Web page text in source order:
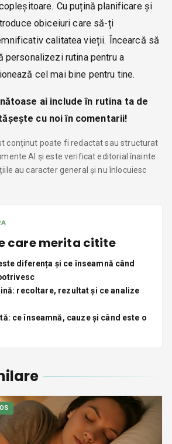
Cu puțină planificare și
obiceiuri care să-ți
calitatea vieții. Încearcă să
personalizezi rutina pentru a
cel mai bine pentru tine.
ai include în rutina ta de
cu noi în comentarii!
conținut poate fi redactat sau structurat
AI și este verificat editorial înainte
au caracter general și nu înlocuiesc
care merita citite
diferența și ce înseamnă când
recoltare, rezultat și ce analize
ce înseamnă, cauze și când este o